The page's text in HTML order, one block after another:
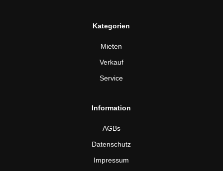
Kategorien
Mieten
Verkauf
Service
Information
AGBs
Datenschutz
Impressum